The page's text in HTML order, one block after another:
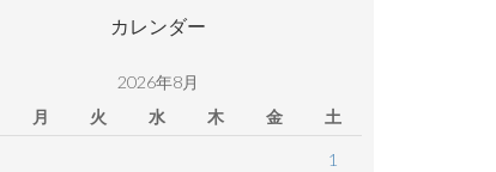
カレンダー
2026年8月
月 火 水 木 金 土
1